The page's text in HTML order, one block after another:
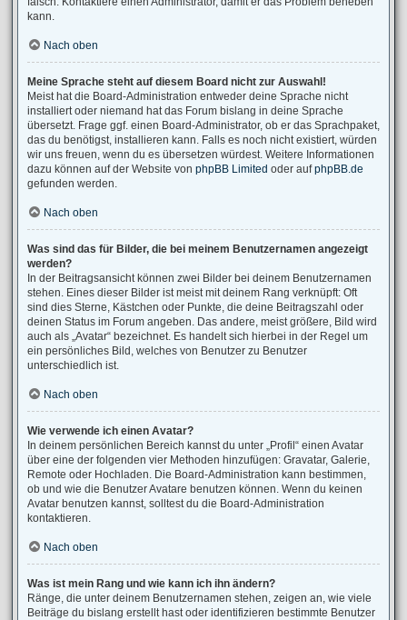
kann.
Nach oben
Meine Sprache steht auf diesem Board nicht zur Auswahl!
Meist hat die Board-Administration entweder deine Sprache nicht
installiert oder niemand hat das Forum bislang in deine Sprache
übersetzt. Frage ggf. einen Board-Administrator, ob er das Sprachpaket,
das du benötigst, installieren kann. Falls es noch nicht existiert, würden
wir uns freuen, wenn du es übersetzen würdest. Weitere Informationen
dazu können auf der Website von phpBB Limited oder aufphpBB.de
gefunden werden.
Nach oben
Was sind das für Bilder, die bei meinem Benutzernamen angezeigt
werden?
In der Beitragsansicht können zwei Bilder bei deinem Benutzernamen
stehen. Eines dieser Bilder ist meist mit deinem Rang verknüpft: Oft
sind dies Sterne, Kästchen oder Punkte, die deine Beitragszahl oder
deinen Status im Forum angeben. Das andere, meist größere, Bild wird
auch als „Avatar“ bezeichnet. Es handelt sich hierbei in der Regel um
ein persönliches Bild, welches von Benutzer zu Benutzer
unterschiedlich ist.
Nach oben
Wie verwende ich einen Avatar?
In deinem persönlichen Bereich kannst du unter „Profil“ einen Avatar
über eine der folgenden vier Methoden hinzufügen: Gravatar, Galerie,
Remote oder Hochladen. Die Board-Administration kann bestimmen,
ob und wie die Benutzer Avatare benutzen können. Wenn du keinen
Avatar benutzen kannst, solltest du die Board-Administration
kontaktieren.
Nach oben
Was ist mein Rang und wie kann ich ihn ändern?
Ränge, die unter deinem Benutzernamen stehen, zeigen an, wie viele
Beiträge du bislang erstellt hast oder identifizieren bestimmte Benutzer